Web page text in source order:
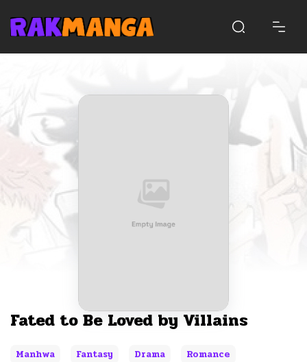
Fated to Be Loved by Villains
Manhwa Fantasy Drama
Romance